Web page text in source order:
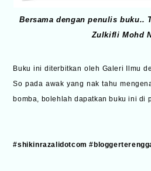
Bersama dengan penulis buku..
Zulkifli Mohd
Buku ini diterbitkan oleh Galeri Ilmu
So pada awak yang nak tahu
bomba, bolehlah dapatkan buku ini di
#shikinrazalidotcom